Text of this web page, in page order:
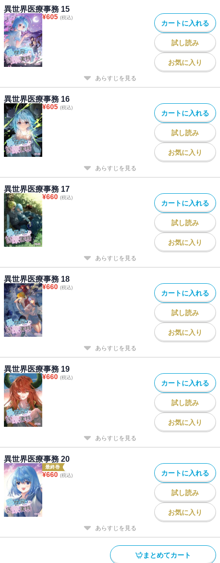
異世界医療事務 15
¥605 (税込)
カートに入れる
試し読み
お気に入り
あらすじを見る
異世界医療事務 16
¥605 (税込)
カートに入れる
試し読み
お気に入り
あらすじを見る
異世界医療事務 17
¥660 (税込)
カートに入れる
試し読み
お気に入り
あらすじを見る
異世界医療事務 18
¥660 (税込)
カートに入れる
試し読み
お気に入り
あらすじを見る
異世界医療事務 19
¥660 (税込)
カートに入れる
試し読み
お気に入り
あらすじを見る
異世界医療事務 20
最終巻
¥660 (税込) カートに入れる
試し読み
お気に入り
あらすじを見る
まとめてカート